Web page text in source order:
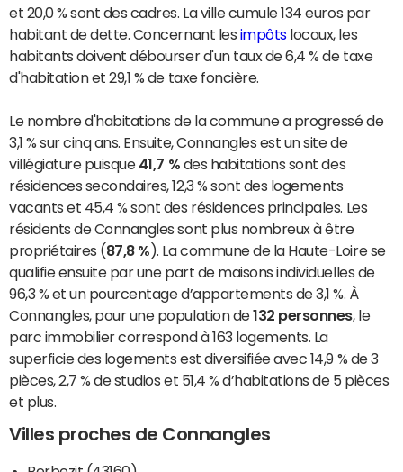
et 20,0 % sont des cadres. La ville cumule 134 euros par
habitant de dette. Concernant les impôtslocaux, les
habitants doivent débourser d'un taux de 6,4 % de taxe
d'habitation et 29,1 % de taxe foncière.
Le nombre d'habitations de la commune a progressé de
3,1 % sur cinq ans. Ensuite, Connangles est un site de
villégiature puisque 41,7 % des habitations sont des
résidences secondaires, 12,3 % sont des logements
vacants et 45,4 % sont des résidences principales. Les
résidents de Connangles sont plus nombreux à être
propriétaires (87,8 % ). La commune de la Haute-Loire se
qualifie ensuite par une part de maisons individuelles de
96,3 % et un pourcentage d’appartements de 3,1 %. À
Connangles, pour une population de132 personnes, le
parc immobilier correspond à 163 logements. La
superficie des logements est diversifiée avec 14,9 % de 3
pièces, 2,7 % de studios et 51,4 % d’habitations de 5 pièces
et plus.
Villes proches de Connangles